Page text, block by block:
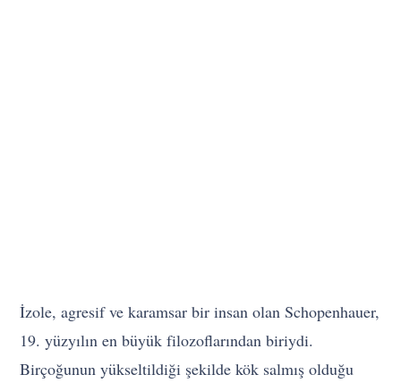
İzole, agresif ve karamsar bir insan olan Schopenhauer,
19. yüzyılın en büyük filozoflarından biriydi.
Birçoğunun yükseltildiği şekilde kök salmış olduğu